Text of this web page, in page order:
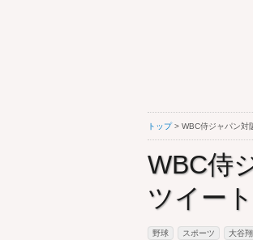
トップ> WBC侍ジャパン対
WBC侍
ツイー
野球 スポーツ 大谷